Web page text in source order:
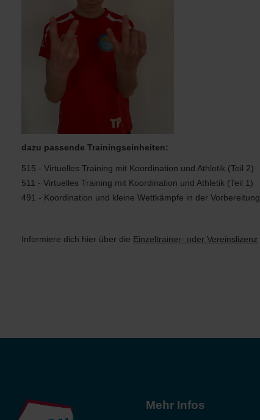
dazu passende Trainingseinheiten:
515 - Virtuelles Training mit Koordination und Athletik (Teil 2)
511 - Virtuelles Training mit Koordination und Athletik (Teil 1)
491 - Koordination und kleine Wettkämpfe in der Vorbereitung
Informiere dich hier über die Einzeltrainer- oder Vereinslizenz
Mehr Infos